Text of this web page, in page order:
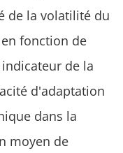
de la volatilité du
fonction de
indicateur de la
d'adaptation
dans la
moyen de